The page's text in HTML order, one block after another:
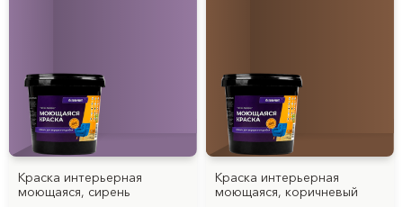
Краска интерьерная
моющаяся, cирень
Краска интерьерная
моющаяся, коричневый